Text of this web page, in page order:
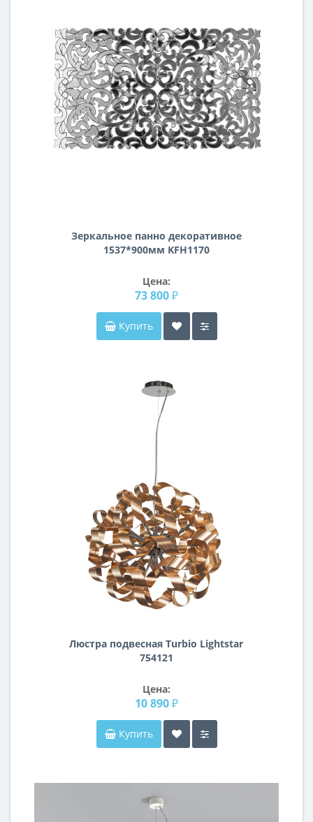
Зеркальное панно декоративное
1537*900мм KFH1170
Цена:
73 800 ₽
Купить
Люстра подвесная Turbio Lightstar
754121
Цена:
10 890 ₽
Купить